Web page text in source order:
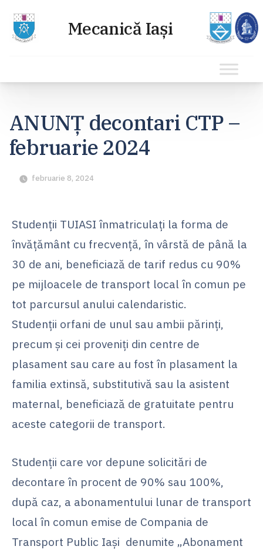
conținut
ANUNȚ decontari CTP –
februarie 2024
februarie 8, 2024
Studenţii TUIASI înmatriculaţi la forma de
învăţământ cu frecvenţă, în vârstă de până la
30 de ani, beneficiază de tarif redus cu 90%
pe mijloacele de transport local în comun pe
tot parcursul anului calendaristic.
Studenţii orfani de unul sau ambii părinți,
precum și cei proveniţi din centre de
plasament sau care au fost în plasament la
familia extinsă, substitutivă sau la asistent
maternal, beneficiază de gratuitate pentru
aceste categorii de transport.
Studenții care vor depune solicitări de
decontare în procent de 90% sau 100%,
după caz, a abonamentului lunar de transport
local în comun emise de Compania de
Transport Public Iași denumite „Abonament